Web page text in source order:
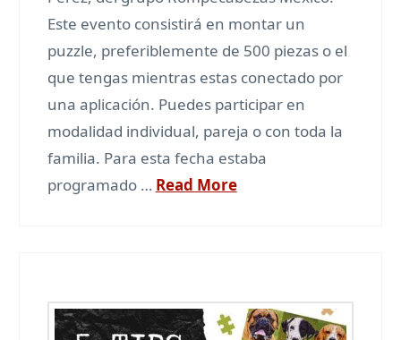
Este evento consistirá en montar un
puzzle, preferiblemente de 500 piezas o el
que tengas mientras estas conectado por
una aplicación. Puedes participar en
modalidad individual, pareja o con toda la
familia. Para esta fecha estaba
programado … Read More